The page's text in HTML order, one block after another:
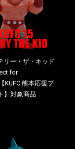
リー・ザ・キッド
for
KUFC 熊本応援プ
】対象商品